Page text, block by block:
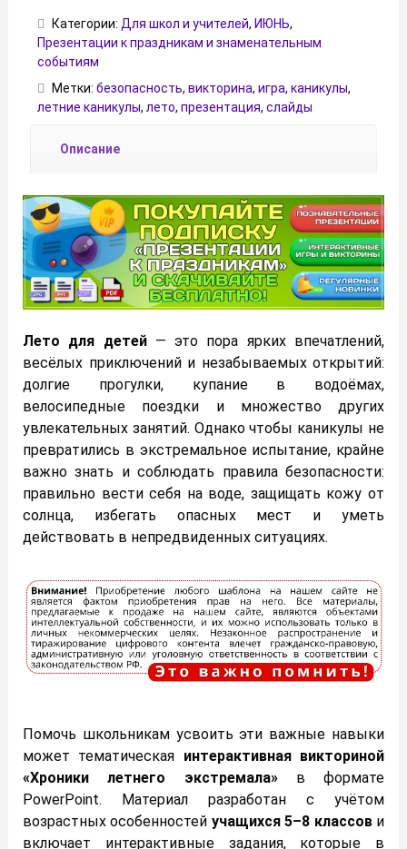
Категории: Для школ и учителей, ИЮНЬ,
Презентации к праздникам и знаменательным
событиям
Метки: безопасность, викторина, игра, каникулы,
летние каникулы, лето, презентация, слайды
Описание
Лето для детей— это пора ярких впечатлений,
весёлых приключений и незабываемых открытий:
долгие прогулки, купание в водоёмах,
велосипедные поездки и множество других
увлекательных занятий. Однако чтобы каникулы не
превратились в экстремальное испытание, крайне
важно знать и соблюдать правила безопасности:
правильно вести себя на воде, защищать кожу от
солнца, избегать опасных мест и уметь
действовать в непредвиденных ситуациях.
Помочь школьникам усвоить эти важные навыки
может тематическая интерактивная викториной
«Хроники летнего экстремала»в формате
PowerPoint. Материал разработан с учётом
возрастных особенностей учащихся 5–8 классови
включает интерактивные задания, которые в